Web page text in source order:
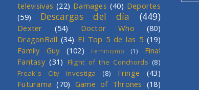
televisivas (22) Damages (40) Deportes
(59)
Descargas del día (449)
Dexter (54) Doctor Who
(80)
DragonBall (34) El Top 5 de las 5 (19)
Family Guy
(102) Feminismo (1)
Final
Fantasy (31) Flight of the Conchords (8)
Freak´s City investiga
(8) Fringe
(43)
Futurama (70) Game of Thrones (18)